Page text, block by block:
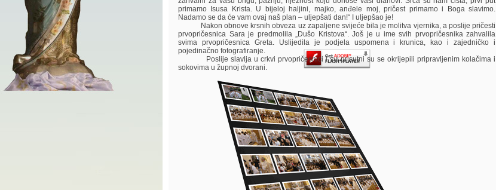
primamo Isusa Krista. U bijeloj haljini, majko, anđele moj, pričest primamo i Boga slavimo.
Nadamo se da će vam ovaj naš plan – uljepšati dan!“ I uljepšao je!
Nakon obnove krsnih obveza uz zapaljene svijeće bila je molitva vjernika, a poslije pričesti
prvopričesnica Sara je predmolila „Dušo Kristova“. Još je u ime svih prvopričesnika zahvalila
svima prvopričesnica Greta. Uslijedila je podjela uspomena i krunica, kao i zajedničko i
pojedinačno fotografiranje.
Poslije slavlja u crkvi prvopričesnici i svi prisutni su se okrijepili pripravljenim kolačima i
sokovima u župnoj dvorani.